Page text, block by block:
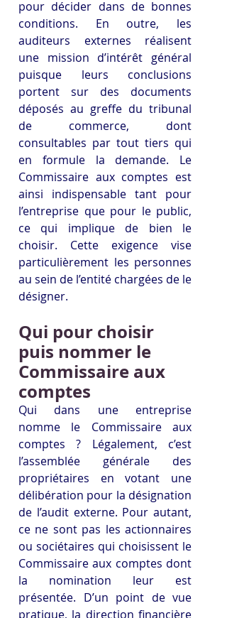
pour décider dans de bonnes
conditions. En outre, les
auditeurs externes réalisent
une mission d’intérêt général
puisque leurs conclusions
portent sur des documents
déposés au greffe du tribunal
de commerce, dont
consultables par tout tiers qui
en formule la demande. Le
Commissaire aux comptes est
ainsi indispensable tant pour
l’entreprise que pour le public,
ce qui implique de bien le
choisir. Cette exigence vise
particulièrement les personnes
au sein de l’entité chargées de le
désigner.
Qui pour choisir
puis nommer le
Commissaire aux
comptes
Qui dans une entreprise
nomme le Commissaire aux
comptes ? Légalement, c’est
l’assemblée générale des
propriétaires en votant une
délibération pour la désignation
de l’audit externe. Pour autant,
ce ne sont pas les actionnaires
ou sociétaires qui choisissent le
Commissaire aux comptes dont
la nomination leur est
présentée. D’un point de vue
pratique, la direction financière